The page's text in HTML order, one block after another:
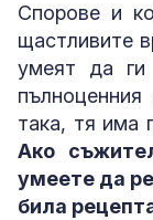
Спорове и
щастливите
умеят да ги
така, тя има
Ако
умеете да
била